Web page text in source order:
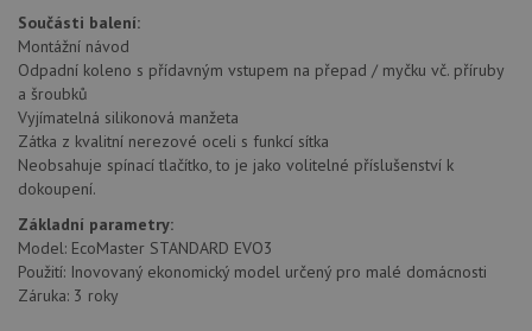
Součásti balení:
Montážní návod
Odpadní koleno s přídavným vstupem na přepad / myčku vč. příruby
a šroubků
Vyjímatelná silikonová manžeta
Zátka z kvalitní nerezové oceli s funkcí sítka
Neobsahuje spínací tlačítko, to je jako volitelné příslušenství k
dokoupení.
Základní parametry:
Model: EcoMaster STANDARD EVO3
Použití: Inovovaný ekonomický model určený pro malé domácnosti
Záruka: 3 roky